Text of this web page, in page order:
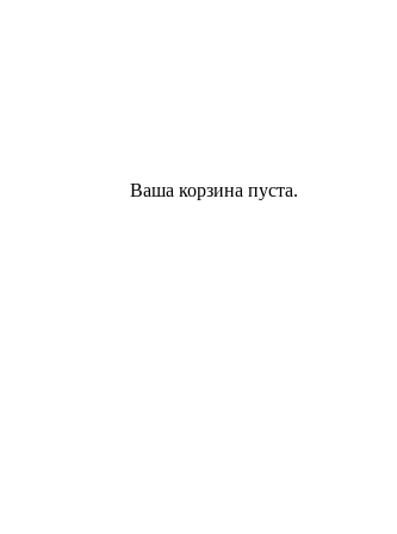
Ваша корзина пуста.